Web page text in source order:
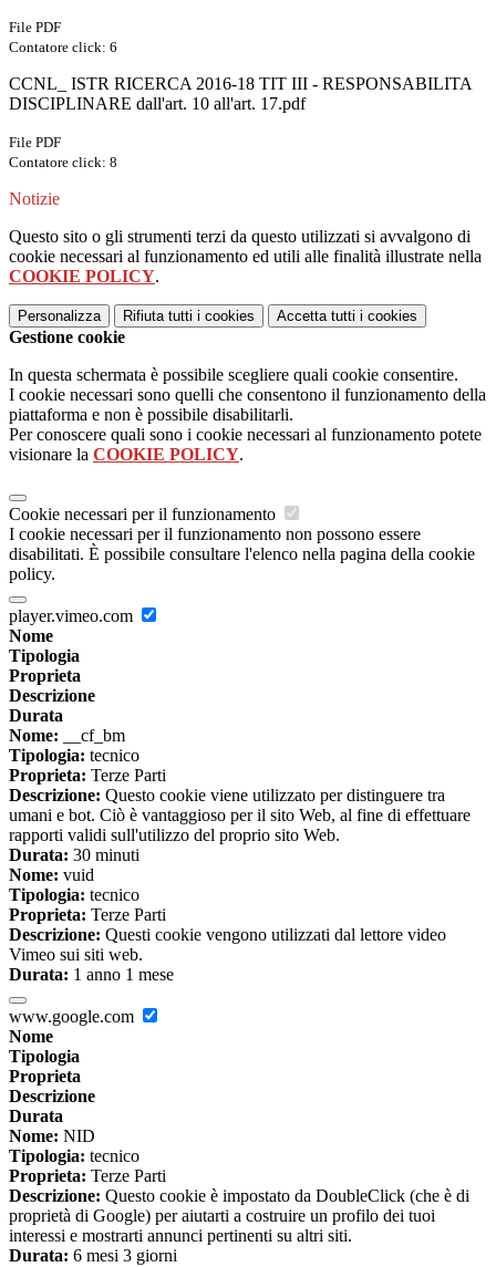
File PDF
Contatore click: 6
CCNL_ ISTR RICERCA 2016-18 TIT III - RESPONSABILITA
DISCIPLINARE dall'art. 10 all'art. 17.pdf
File PDF
Contatore click: 8
Notizie
Questo sito o gli strumenti terzi da questo utilizzati si avvalgono di
cookie necessari al funzionamento ed utili alle finalità illustrate nella
COOKIE POLICY.
Personalizza Rifiuta tutti i cookies Accetta tutti i cookies
Gestione cookie
In questa schermata è possibile scegliere quali cookie consentire.
I cookie necessari sono quelli che consentono il funzionamento della
piattaforma e non è possibile disabilitarli.
Per conoscere quali sono i cookie necessari al funzionamento potete
visionare la COOKIE POLICY.
Cookie necessari per il funzionamento
I cookie necessari per il funzionamento non possono essere
disabilitati. È possibile consultare l'elenco nella pagina della cookie
policy.
player.vimeo.com
Nome
Tipologia
Proprieta
Descrizione
Durata
Nome: __cf_bm
Tipologia: tecnico
Proprieta: Terze Parti
Descrizione: Questo cookie viene utilizzato per distinguere tra
umani e bot. Ciò è vantaggioso per il sito Web, al fine di effettuare
rapporti validi sull'utilizzo del proprio sito Web.
Durata: 30 minuti
Nome: vuid
Tipologia: tecnico
Proprieta: Terze Parti
Descrizione: Questi cookie vengono utilizzati dal lettore video
Vimeo sui siti web.
Durata: 1 anno 1 mese
www.google.com
Nome
Tipologia
Proprieta
Descrizione
Durata
Nome: NID
Tipologia: tecnico
Proprieta: Terze Parti
Descrizione: Questo cookie è impostato da DoubleClick (che è di
proprietà di Google) per aiutarti a costruire un profilo dei tuoi
interessi e mostrarti annunci pertinenti su altri siti.
Durata: 6 mesi 3 giorni